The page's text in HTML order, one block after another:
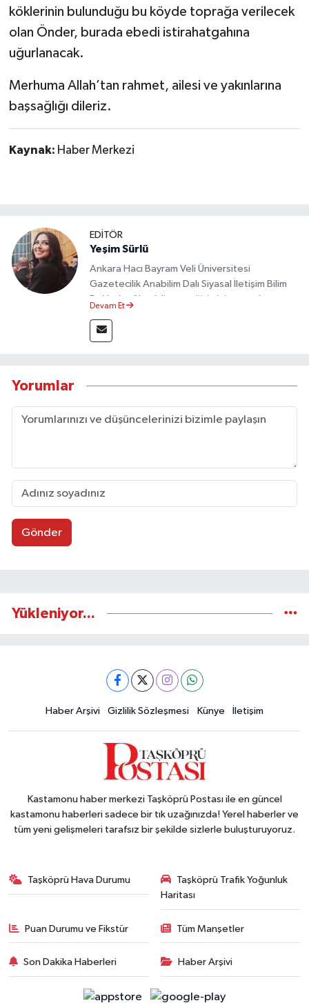
köklerinin bulunduğu bu köyde toprağa verilecek
olan Önder, burada ebedi istirahatgahına
uğurlanacak.
Merhuma Allah’tan rahmet, ailesi ve yakınlarına
başsağlığı dileriz.
Kaynak: Haber Merkezi
EDİTÖR
Yeşim Sürlü
Ankara Hacı Bayram Veli Üniversitesi
Gazetecilik Anabilim Dalı Siyasal İletişim Bilim
Dalı’nda yüksek lisans eğitimini tamamlamıştır.
akademik çalışmalar gerçekleştirmiştir.
Taşköprü Postası internet haber sitesinde
Devam Et
Yorumlar
Gönder
Yükleniyor...
Haber Arşivi Gizlilik Sözleşmesi Künye İletişim
Kastamonu haber merkezi Taşköprü Postası ile en güncel
kastamonu haberleri sadece bir tık uzağınızda! Yerel haberler ve
tüm yeni gelişmeleri tarafsız bir şekilde sizlerle buluşturuyoruz.
Taşköprü Hava Durumu
Taşköprü Trafik Yoğunluk
Haritası
Puan Durumu ve Fikstür Tüm Manşetler
Son Dakika Haberleri Haber Arşivi